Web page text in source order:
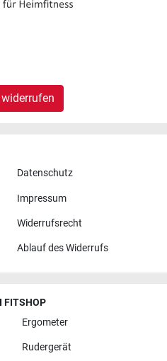
Datenschutz
Impressum
Widerrufsrecht
Ablauf des Widerrufs
FITSHOP
Ergometer
Rudergerät